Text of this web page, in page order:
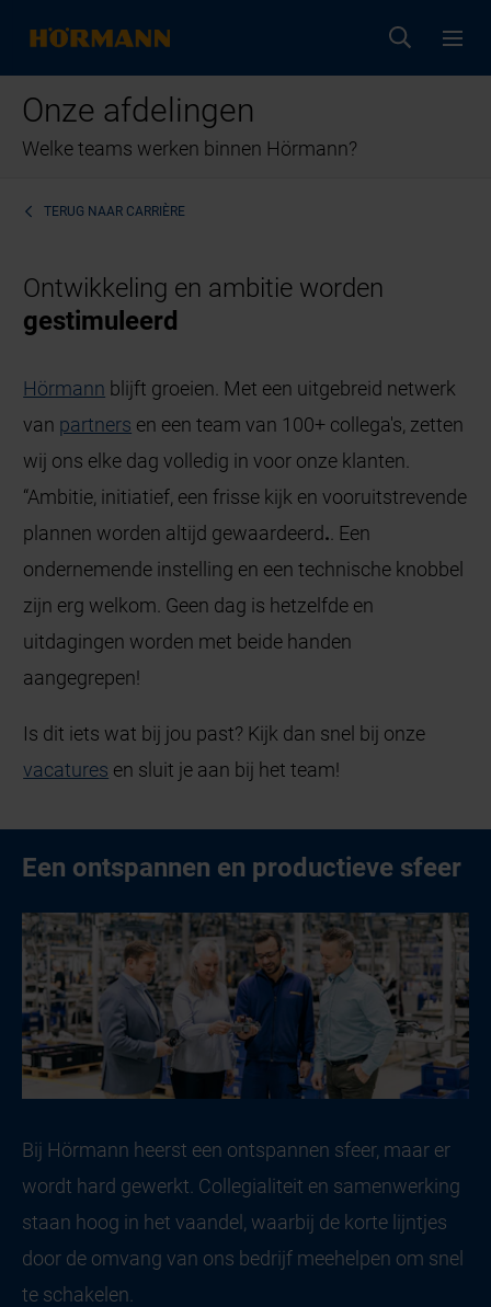
Onze afdelingen
Welke teams werken binnen Hörmann?
TERUG NAAR CARRIÈRE
Ontwikkeling en ambitie worden
gestimuleerd
Hörmann blijft groeien. Met een uitgebreid netwerk
van partners en een team van 100+ collega's, zetten
wij ons elke dag volledig in voor onze klanten.
“Ambitie, initiatief, een frisse kijk en vooruitstrevende
plannen worden altijd gewaardeerd. . Een
ondernemende instelling en een technische knobbel
zijn erg welkom. Geen dag is hetzelfde en
uitdagingen worden met beide handen
aangegrepen!
Is dit iets wat bij jou past? Kijk dan snel bij onze
vacatures en sluit je aan bij het team!
Een ontspannen en productieve sfeer
Bij Hörmann heerst een ontspannen sfeer, maar er
wordt hard gewerkt. Collegialiteit en samenwerking
staan hoog in het vaandel, waarbij de korte lijntjes
door de omvang van ons bedrijf meehelpen om snel
te schakelen.